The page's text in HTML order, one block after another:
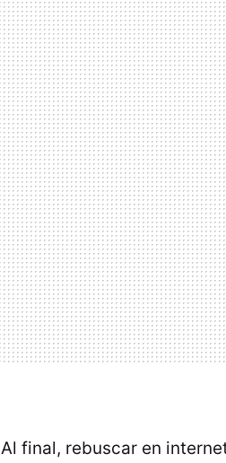
Al final, rebuscar en